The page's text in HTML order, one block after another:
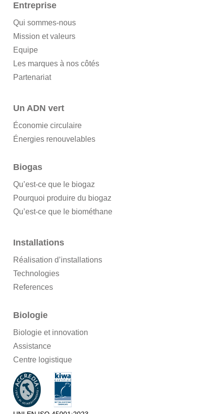
Entreprise
Qui sommes-nous
Mission et valeurs
Equipe
Les marques à nos côtés
Partenariat
Un ADN vert
Économie circulaire
Énergies renouvelables
Biogas
Qu’est-ce que le biogaz
Pourquoi produire du biogaz
Qu’est-ce que le biométhane
Installations
Réalisation d’installations
Technologies
References
Biologie
Biologie et innovation
Assistance
Centre logistique